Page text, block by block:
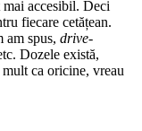
accesibil. Deci
fiecare cetățean.
am spus, drive-
Dozele există,
ca oricine, vreau